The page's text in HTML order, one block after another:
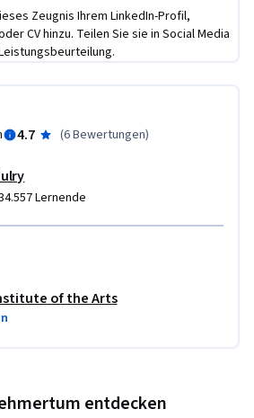
Zeugnis Ihrem LinkedIn-Profil,
CV hinzu. Teilen Sie sie in Social Media
4.7 (6 Bewertungen)
Lernende
of the Arts
entdecken